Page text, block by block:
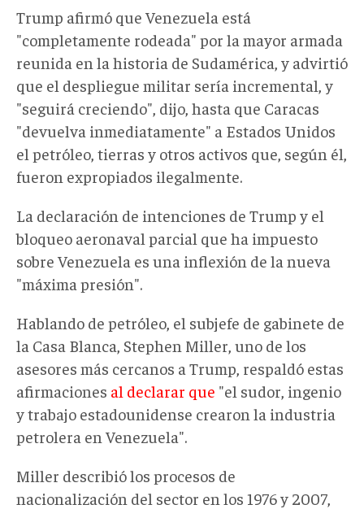
Trump afirmó que Venezuela está
"completamente rodeada" por la mayor armada
reunida en la historia de Sudamérica, y advirtió
que el despliegue militar sería incremental, y
"seguirá creciendo", dijo, hasta que Caracas
"devuelva inmediatamente" a Estados Unidos
el petróleo, tierras y otros activos que, según él,
fueron expropiados ilegalmente.
La declaración de intenciones de Trump y el
bloqueo aeronaval parcial que ha impuesto
sobre Venezuela es una inflexión de la nueva
"máxima presión".
Hablando de petróleo, el subjefe de gabinete de
la Casa Blanca, Stephen Miller, uno de los
asesores más cercanos a Trump, respaldó estas
afirmaciones al declarar que "el sudor, ingenio
y trabajo estadounidense crearon la industria
petrolera en Venezuela".
Miller describió los procesos de
nacionalización del sector en los 1976 y 2007,